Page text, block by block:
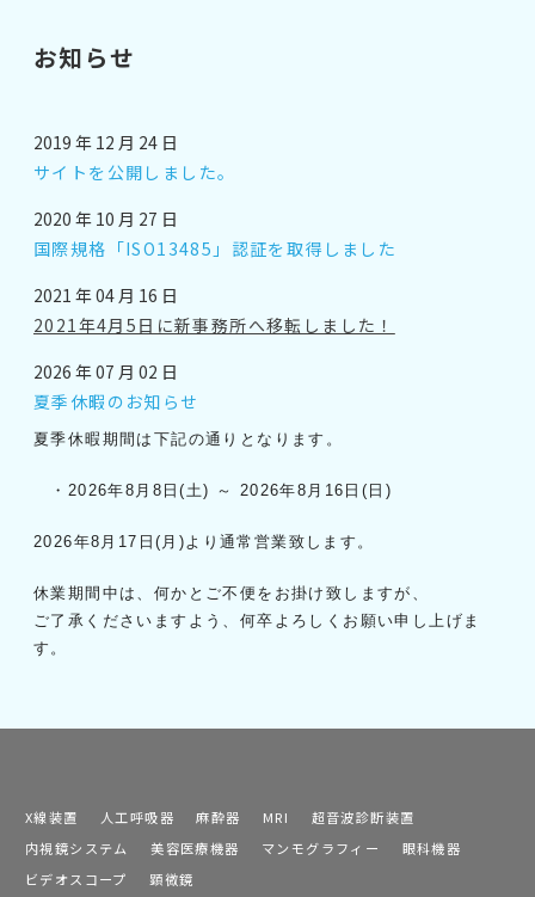
お知らせ
2019 年 12 月 24 日
サイトを公開しました。
2020 年 10 月 27 日
国際規格「ISO13485」認証を取得しました
2021 年 04 月 16 日
2021年4月5日に新事務所へ移転しました！
2026 年 07 月 02 日
夏季休暇のお知らせ
夏季休暇期間は下記の通りとなります。
・2026年8月8日(土) ～ 2026年8月16日(日)
2026年8月17日(月)より通常営業致します。
休業期間中は、何かとご不便をお掛け致しますが、
ご了承くださいますよう、何卒よろしくお願い申し上げま
す。
X線装置 人工呼吸器 麻酔器 MRI
超音波診断装置
内視鏡システム
美容医療機器 マンモグラフィー
眼科機器
ビデオスコープ
顕微鏡